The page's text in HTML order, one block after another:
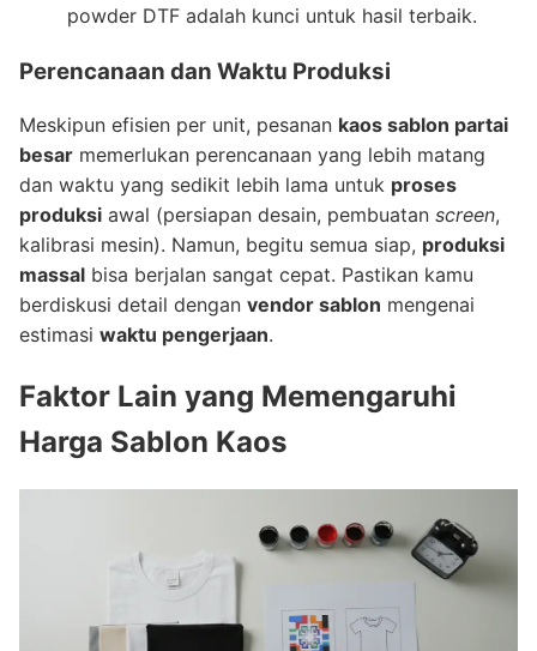
powder DTF adalah kunci untuk hasil terbaik.
Perencanaan dan Waktu Produksi
Meskipun efisien per unit, pesanan kaos sablon partai
besar memerlukan perencanaan yang lebih matang
dan waktu yang sedikit lebih lama untuk proses
produksi awal (persiapan desain, pembuatan screen,
kalibrasi mesin). Namun, begitu semua siap, produksi
massal bisa berjalan sangat cepat. Pastikan kamu
berdiskusi detail dengan vendor sablon mengenai
estimasi waktu pengerjaan.
Faktor Lain yang Memengaruhi
Harga Sablon Kaos